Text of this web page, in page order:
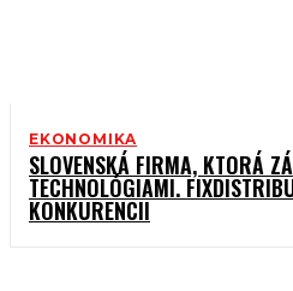
EKONOMIKA
SLOVENSKÁ FIRMA, KTORÁ
TECHNOLÓGIAMI.
KONKURENCII